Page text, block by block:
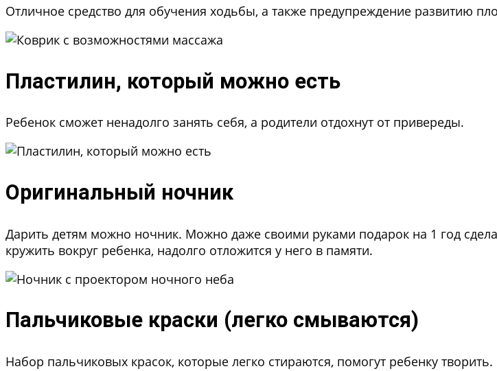
Отличное средство для обучения ходьбы, а также предупреждение развитию
Пластилин, который можно есть
Ребенок сможет ненадолго занять себя, а родители отдохнут от привереды.
Оригинальный ночник
Дарить детям можно ночник. Можно даже своими руками подарок на 1 год
кружить вокруг ребенка, надолго отложится у него в памяти.
Пальчиковые краски (легко смываются)
Набор пальчиковых красок, которые легко стираются, помогут ребенку творить.